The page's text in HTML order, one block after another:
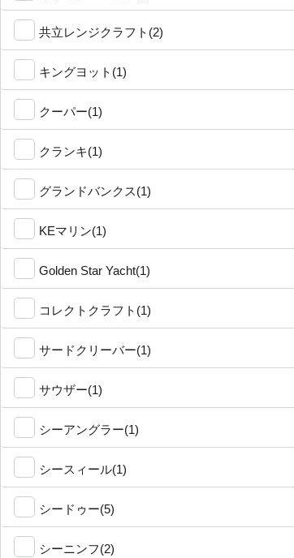
共立レンジクラフト(2)
キングヨット(1)
クーパー(1)
クランキ(1)
グランドバンクス(1)
KEマリン(1)
Golden Star Yacht(1)
コレクトクラフト(1)
サードクリーバー(1)
サウザー(1)
シーアングラー(1)
シースィール(1)
シードゥー(5)
シーニンフ(2)